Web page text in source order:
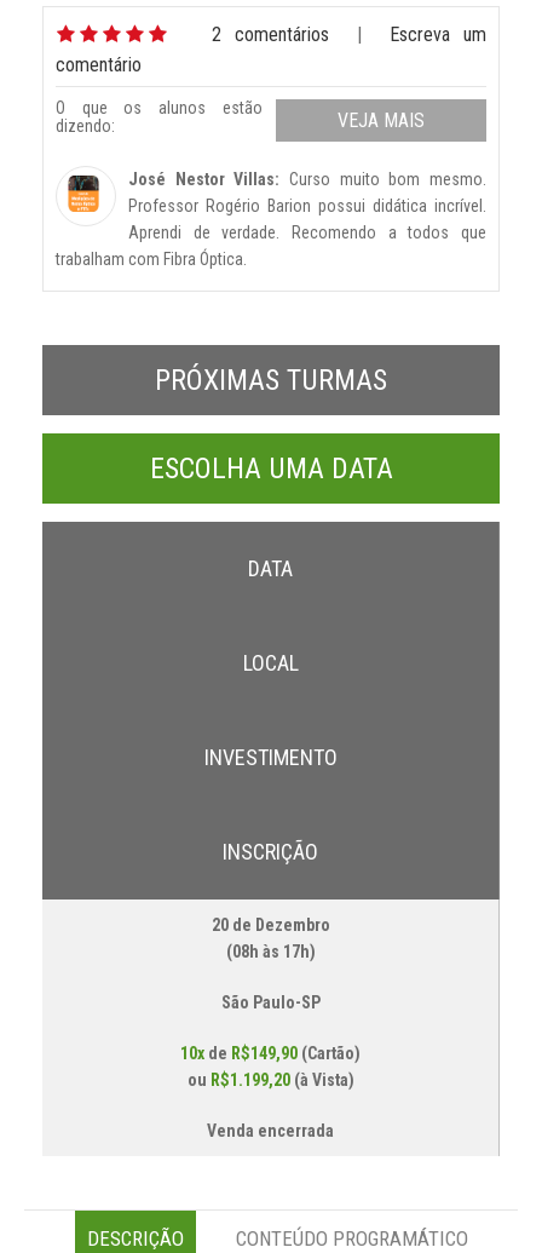
2 comentários | Escreva um
comentário
O que os alunos estão
dizendo:
VEJA MAIS
José Nestor Villas: Curso muito bom mesmo.
Professor Rogério Barion possui didática incrível.
Aprendi de verdade. Recomendo a todos que
trabalham com Fibra Óptica.
PRÓXIMAS TURMAS
ESCOLHA UMA DATA
DATA
LOCAL
INVESTIMENTO
INSCRIÇÃO
20 de Dezembro
(08h às 17h)
São Paulo-SP
10x de R$149,90 (Cartão)
ou R$1.199,20(à Vista)
Venda encerrada
DESCRIÇÃO CONTEÚDO PROGRAMÁTICO